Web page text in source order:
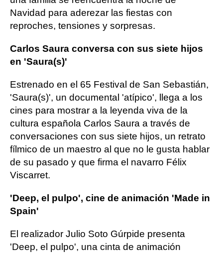
Navidad para aderezar las fiestas con
reproches, tensiones y sorpresas.
Carlos Saura conversa con sus siete hijos
en 'Saura(s)'
Estrenado en el 65 Festival de San Sebastián,
'Saura(s)', un documental 'atípico', llega a los
cines para mostrar a la leyenda viva de la
cultura española Carlos Saura a través de
conversaciones con sus siete hijos, un retrato
fílmico de un maestro al que no le gusta hablar
de su pasado y que firma el navarro Félix
Viscarret.
'Deep, el pulpo', cine de animación 'Made in
Spain'
El realizador Julio Soto Gúrpide presenta
'Deep, el pulpo', una cinta de animación